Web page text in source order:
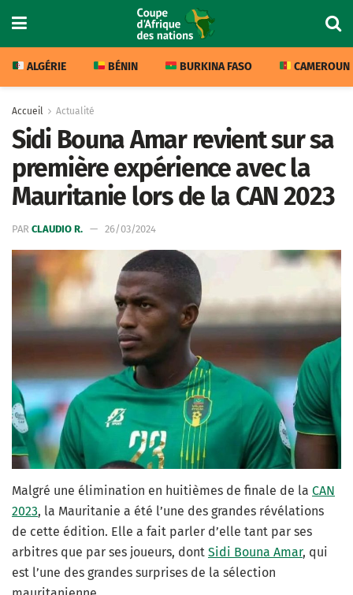
ALGÉRIE BÉNIN BURKINA FASO CAMEROUN
Accueil Actualité
Sidi Bouna Amar revient sur sa
première expérience avec la
Mauritanie lors de la CAN 2023
PAR CLAUDIO R. 26/03/2024
Malgré une élimination en huitièmes de finale de la CAN
2023, la Mauritanie a été l’une des grandes révélations
de cette édition. Elle a fait parler d’elle tant par ses
arbitres que par ses joueurs, dont Sidi Bouna Amar, qui
est l’une des grandes surprises de la sélection